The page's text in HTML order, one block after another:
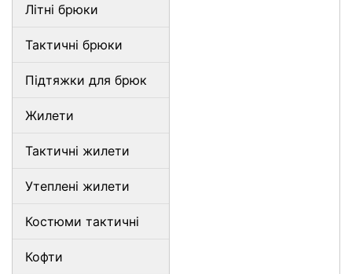
Літні брюки
Тактичні брюки
Підтяжки для брюк
Жилети
Тактичні жилети
Утеплені жилети
Костюми тактичні
Кофти